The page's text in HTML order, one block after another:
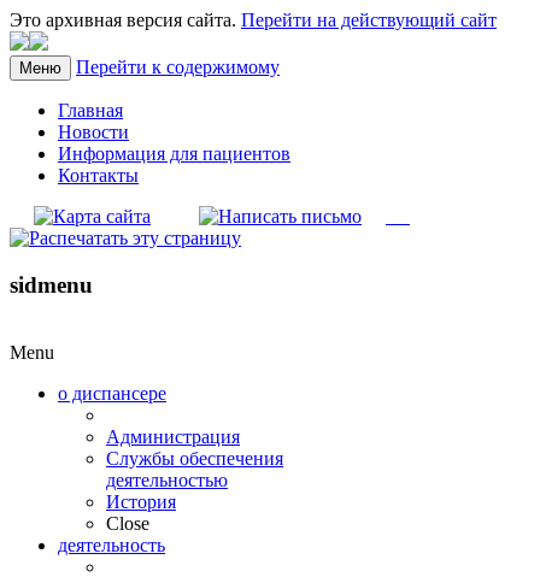
Это архивная версия сайта. Перейти на действующий сайт
Меню Перейти к содержимому
Главная
Новости
Информация для пациентов
Контакты
sidmenu
Menu
о диспансере
Администрация
Службы обеспечения
деятельностью
История
Close
деятельность